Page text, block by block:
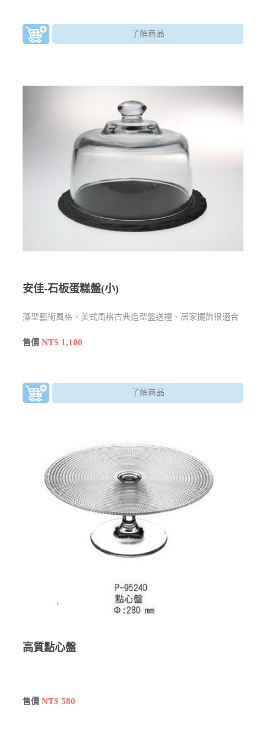
了解商品
安佳-石板蛋糕盤(小)
藻型藝術風格、美式風格古典造型盤送禮、居家擺飾很適合
售價NT$ 1,100
了解商品
高質點心盤
售價NT$ 580